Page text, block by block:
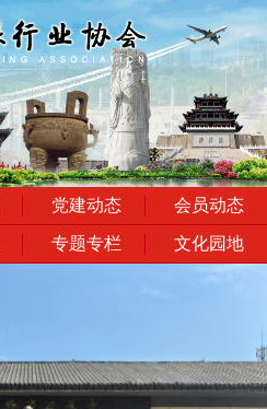
党建动态 会员动态
专题专栏 文化园地